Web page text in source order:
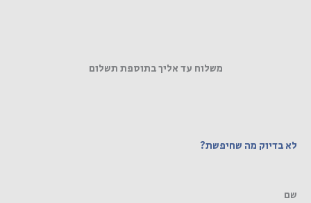
משלוח עד אליך בתוספת תשלום
לא בדיוק מה שחיפשת?
שם